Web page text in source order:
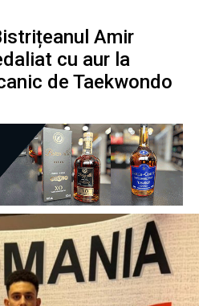
Amir
cu aur la
de Taekwondo